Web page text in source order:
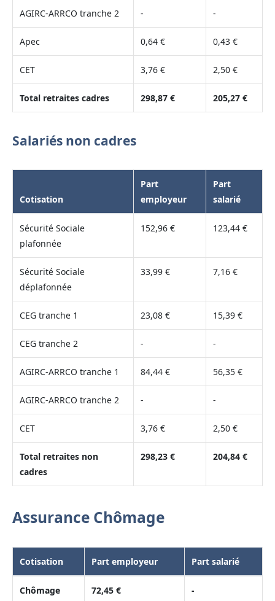
AGIRC-ARRCO tranche 2 - -
Apec 0,64 € 0,43 €
CET 3,76 € 2,50 €
Total retraites cadres 298,87 € 205,27 €
Salariés non cadres
Cotisation
Part
employeur
Part
salarié
Sécurité Sociale
plafonnée
152,96 € 123,44 €
Sécurité Sociale
déplafonnée
33,99 € 7,16 €
CEG tranche 1 23,08 € 15,39 €
CEG tranche 2 - -
AGIRC-ARRCO tranche 1 84,44 € 56,35 €
AGIRC-ARRCO tranche 2 - -
CET 3,76 € 2,50 €
Total retraites non
cadres
298,23 € 204,84 €
Assurance Chômage
Cotisation Part employeur Part salarié
Chômage 72,45 € -